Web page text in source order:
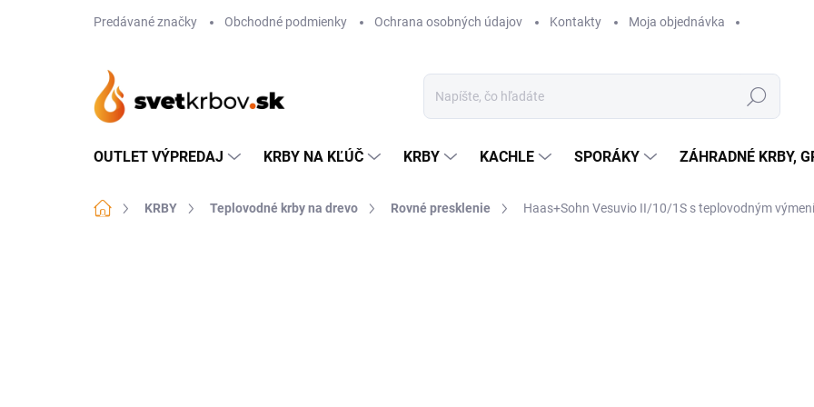
Predávané značky Obchodné podmienky Ochrana osobných údajov Kontakty Moja objednávka
Hľadať
OUTLET VÝPREDAJ KRBY NA KĽÚČ KRBY KACHLE SPORÁKY ZÁHRADNÉ KRBY,
DomovKRBY Teplovodné krby na drevo Rovné presklenie Haas+Sohn Vesuvio II/10/1S s teplovodným